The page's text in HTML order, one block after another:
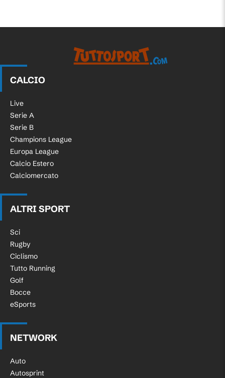
CALCIO
Live
Serie A
Serie B
Champions League
Europa League
Calcio Estero
Calciomercato
ALTRI SPORT
Sci
Rugby
Ciclismo
Tutto Running
Golf
Bocce
eSports
NETWORK
Auto
Autosprint